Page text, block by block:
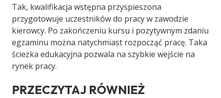
Tak, kwalifikacja wstępna przyspieszona
przygotowuje uczestników do pracy w zawodzie
kierowcy. Po zakończeniu kursu i pozytywnym zdaniu
egzaminu można natychmiast rozpocząć pracę. Taka
ścieżka edukacyjna pozwala na szybkie wejście na
rynek pracy.
PRZECZYTAJ RÓWNIEŻ